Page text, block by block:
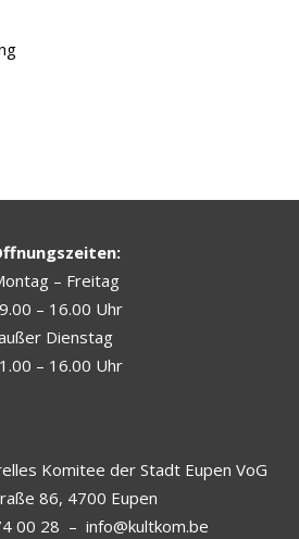
– Freitag
– 16.00 Uhr
Dienstag
– 16.00 Uhr
Komitee der Stadt Eupen VoG
86, 4700 Eupen
00 28 – info@kultkom.be